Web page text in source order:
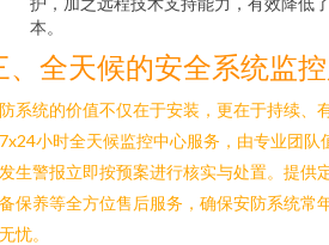
本。
、全天候的安全系统监
系统的价值不仅在于安装，更在于持续、
小时全天候监控中心服务，由专业团队
生警报立即按预案进行核实与处置。提供
保养等全方位售后服务，确保安防系统常
忧。